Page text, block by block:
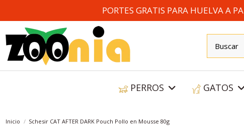
PORTES GRATIS PARA HUELVA A
PERROS GATOS
Inicio Schesir CAT AFTER DARK Pouch Pollo en Mousse 80g